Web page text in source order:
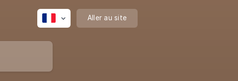
Aller au site